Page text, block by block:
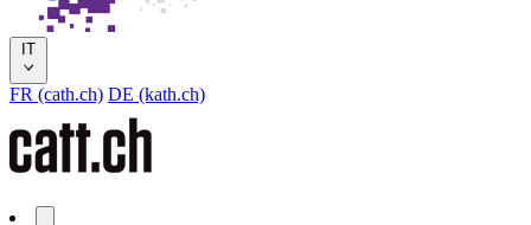
IT
FR (cath.ch) DE (kath.ch)